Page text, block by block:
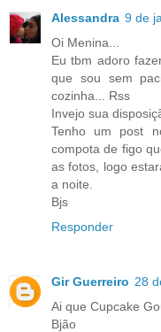
Alessandra 9 de
Oi Menina...
Eu tbm adoro
que sou sem
cozinha... Rss
Invejo sua
Tenho um post
compota de figo
as fotos, logo
a noite.
Bjs
Responder
Gir Guerreiro 28
Ai que Cupcake
Bjão